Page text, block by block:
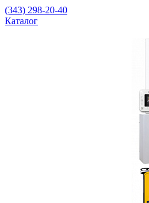
(343) 298-20-40
Каталог